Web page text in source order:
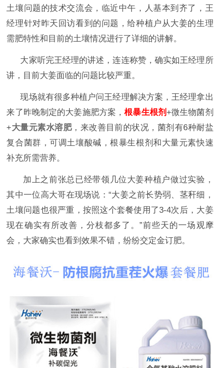
土壤问题的技术交流会，临近中午，人基本到齐了，王
经理针对昨天回访看到的问题，给种植户从大姜的生理
需肥特性和目前的土壤情况进行了详细的讲解。
大家听完王经理的讲述，连连称赞，确实如王经理所
讲，目前大姜面临的问题比较严重。
现场就有很多种植户问王经理解决方案，王经理拿出
来了昨晚制定的大姜施肥方案，根暴生根剂+微生物菌剂
+大量元素水溶肥，来改善目前的状况，菌剂有6种耐盐
复合菌群，可调土壤酸碱，根暴生根剂和大量元素快速
补充所需营养。
加上之前张总已经带领几位大姜种植户做过实验，
其中一位高大哥在现场说： “大姜之前长势弱、茎秆细，
土壤问题也很严重，按照这个套餐使用了3-4次后，大姜
现在确实有所改善，分枝都多了。”前些天的一场观摩
会，大家确实也看到效果不错，纷纷交定金订肥。